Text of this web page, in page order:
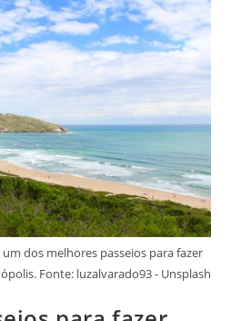
dos melhores passeios para fazer
Fonte: luzalvarado93 - Unsplash